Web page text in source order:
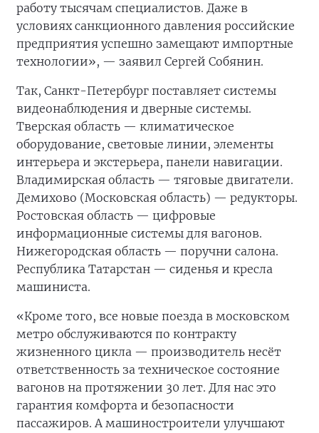
работу тысячам специалистов. Даже в
условиях санкционного давления российские
предприятия успешно замещают импортные
технологии», — заявил Сергей Собянин.
Так, Санкт-Петербург поставляет системы
видеонаблюдения и дверные системы.
Тверская область — климатическое
оборудование, световые линии, элементы
интерьера и экстерьера, панели навигации.
Владимирская область — тяговые двигатели.
Демихово (Московская область) — редукторы.
Ростовская область — цифровые
информационные системы для вагонов.
Нижегородская область — поручни салона.
Республика Татарстан — сиденья и кресла
машиниста.
«Кроме того, все новые поезда в московском
метро обслуживаются по контракту
жизненного цикла — производитель несёт
ответственность за техническое состояние
вагонов на протяжении 30 лет. Для нас это
гарантия комфорта и безопасности
пассажиров. А машиностроители улучшают